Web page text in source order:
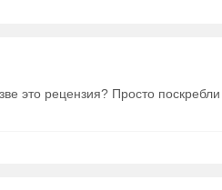
это рецензия? Просто